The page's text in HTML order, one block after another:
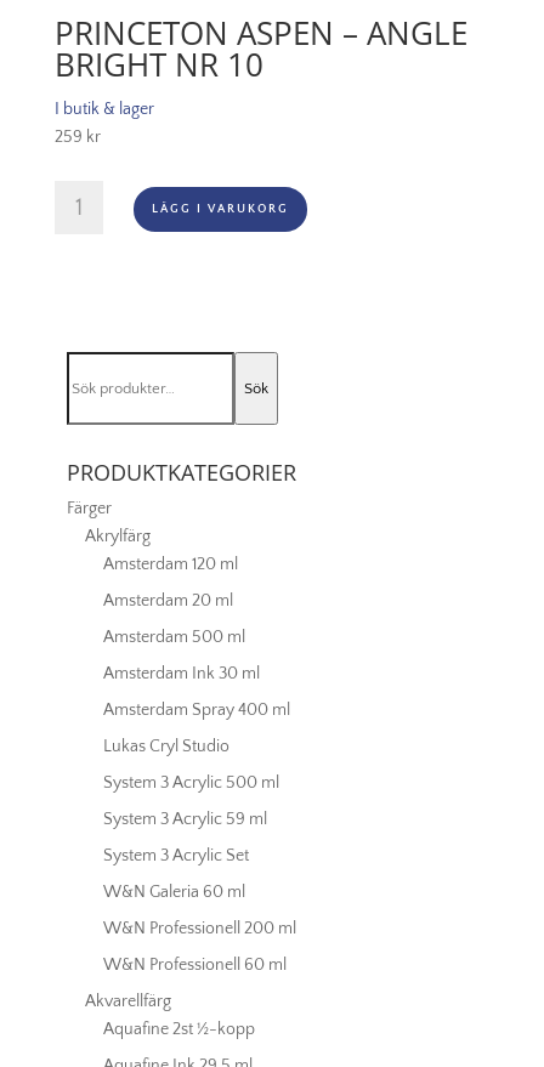
PRINCETON ASPEN – ANGLE
BRIGHT NR 10
I butik & lager
259 kr
Aspen
mängd
LÄGG I VARUKORG
efter:
Sök
PRODUKTKATEGORIER
Färger
Akrylfärg
Amsterdam 120 ml
Amsterdam 20 ml
Amsterdam 500 ml
Amsterdam Ink 30 ml
Amsterdam Spray 400 ml
Lukas Cryl Studio
System 3 Acrylic 500 ml
System 3 Acrylic 59 ml
System 3 Acrylic Set
W&N Galeria 60 ml
W&N Professionell 200 ml
W&N Professionell 60 ml
Akvarellfärg
Aquafine 2st ½-kopp